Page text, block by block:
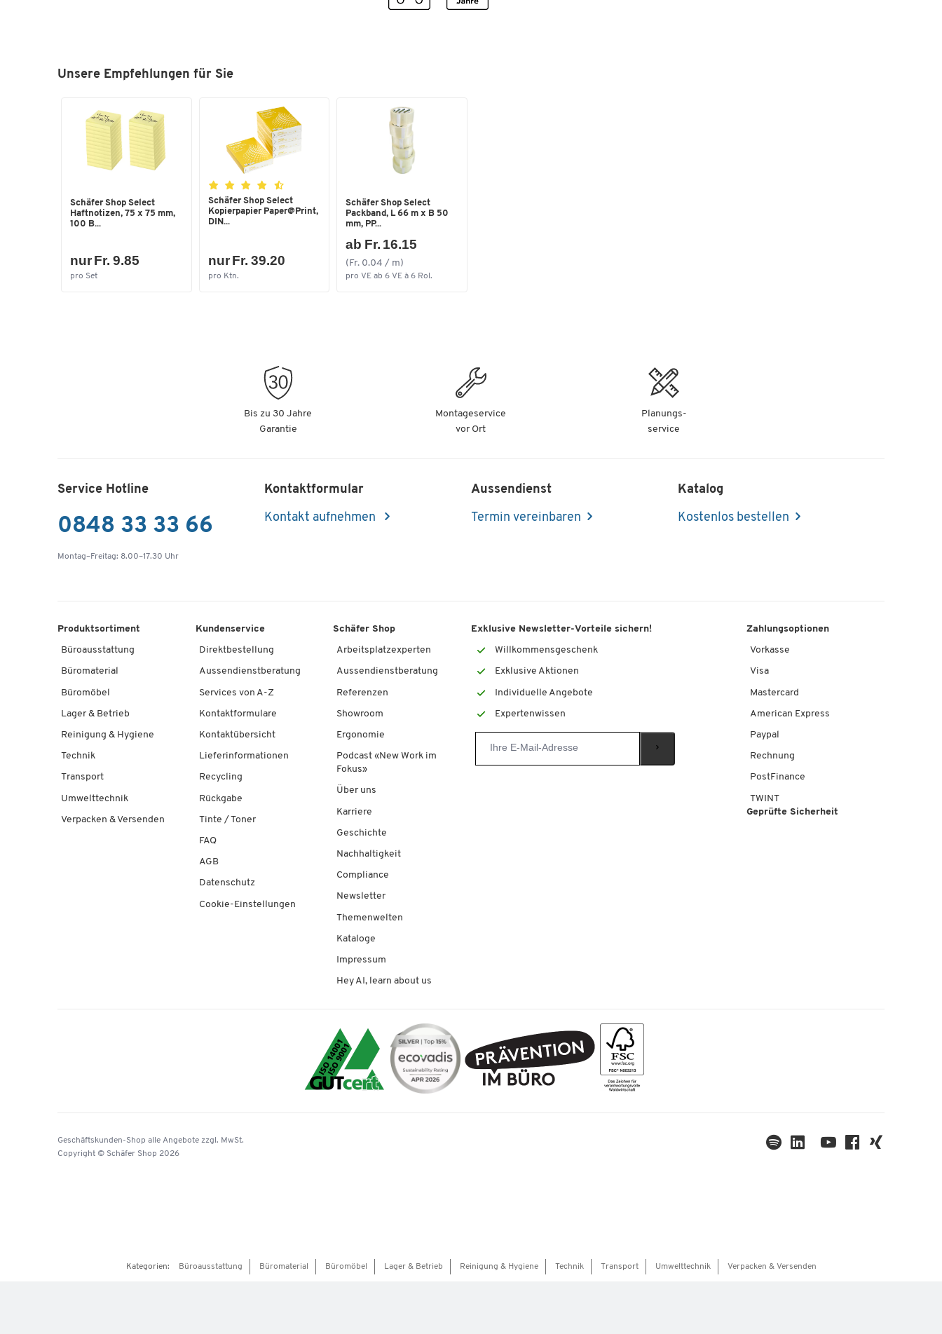
Unsere Empfehlungen für Sie
Schäfer Shop Select
Haftnotizen, 75 x 75 mm,
100 B...
nur Fr. 9.85
pro Set
Schäfer Shop Select
Kopierpapier Paper@Print,
DIN...
nur Fr. 39.20
pro Ktn.
Schäfer Shop Select
Packband, L 66 m x B 50
mm, PP...
ab Fr. 16.15
(Fr. 0.04 / m)
pro VE ab 6 VE à 6 Rol.
Bis zu 30 Jahre
Garantie
Montageservice
vor Ort
Planungs-
service
Service Hotline
0848 33 33 66
Montag–Freitag: 8.00–17.30 Uhr
Kontaktformular
Kontakt aufnehmen
Aussendienst
Termin vereinbaren
Katalog
Kostenlos bestellen
Produktsortiment
Büroausstattung
Büromaterial
Büromöbel
Lager & Betrieb
Reinigung & Hygiene
Technik
Transport
Umwelttechnik
Verpacken & Versenden
Kundenservice
Direktbestellung
Aussendienstberatung
Services von A-Z
Kontaktformulare
Kontaktübersicht
Lieferinformationen
Recycling
Rückgabe
Tinte / Toner
FAQ
AGB
Datenschutz
Cookie-Einstellungen
Schäfer Shop
Arbeitsplatzexperten
Aussendienstberatung
Referenzen
Showroom
Ergonomie
Podcast «New Work im
Fokus»
Über uns
Karriere
Geschichte
Nachhaltigkeit
Compliance
Newsletter
Themenwelten
Kataloge
Impressum
Hey AI, learn about us
Exklusive Newsletter-Vorteile sichern!
Willkommensgeschenk
Exklusive Aktionen
Individuelle Angebote
Expertenwissen
Zahlungsoptionen
Vorkasse
Visa
Mastercard
American Express
Paypal
Rechnung
PostFinance
TWINT
Geprüfte Sicherheit
Geschäftskunden-Shop alle Angebote zzgl. MwSt.
Copyright © Schäfer Shop 2026
Kategorien: Büroausstattung Büromaterial Büromöbel Lager & Betrieb Reinigung & Hygiene Technik Transport Umwelttechnik Verpacken & Versenden